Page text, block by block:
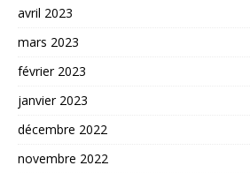
avril 2023
mars 2023
février 2023
janvier 2023
décembre 2022
novembre 2022